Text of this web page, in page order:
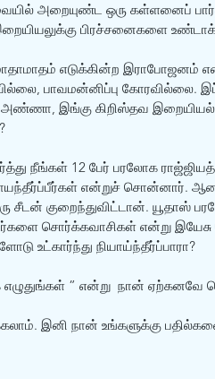
அறையுண்ட ஒரு கள்ளனைப்
பிரச்சனைகளை
எடுக்கின்ற இராபோஜனம்
பாவமன்னிப்பு கோரவில்லை.
அண்ணா, இங்கு கிறிஸ்தவ
நீங்கள் 12 பேர் பரலோக
என்றுச் சொன்னார்.
குறைந்துவிட்டான். யூதாஸ்
சொர்க்கவாசிகள் என்று
உட்கார்ந்து நியாய்ந்தீர்ப்பாரா?
” என்று  நான் ஏற்கனவே
இனி நான் உங்களுக்கு